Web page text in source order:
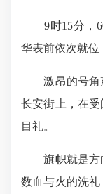
9时15分，60
华表前依次就位
激昂的号角声
长安街上，在
目礼。
旗帜就是方向
数血与火的洗礼